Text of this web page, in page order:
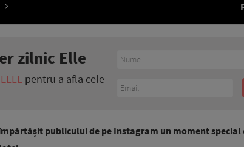
zilnic Elle
ELLE pentru a afla cele
publicului de pe Instagram un moment special